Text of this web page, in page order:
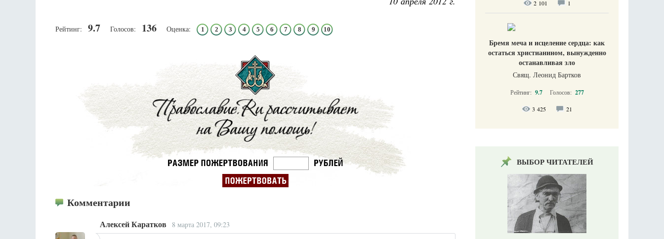
Рейтинг: 9.7 Голосов: 136 Оценка: 1 2 3 4 5 6 7 8 9 10
Комментарии
Алексей Каратков 8 марта 2017, 09:23
2 101 1
Бремя меча и исцеление сердца: как
остаться христианином, вынужденно
останавливая зло
Свящ. Леонид Бартков
Рейтинг: 9.7 Голосов: 277
3 425 21
ВЫБОР ЧИТАТЕЛЕЙ